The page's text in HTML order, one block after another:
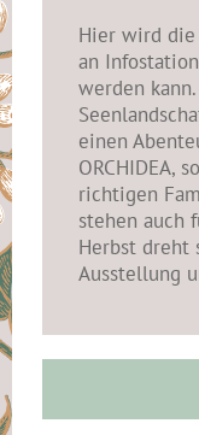
Hier wird die
an
werden
einen
ORCHIDEA,
richtigen
stehen auch
Herbst dreht
Ausstellung